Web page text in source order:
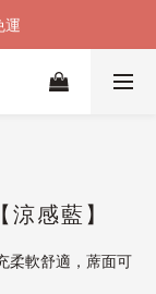
運
感藍】
柔軟舒適，蓆面可